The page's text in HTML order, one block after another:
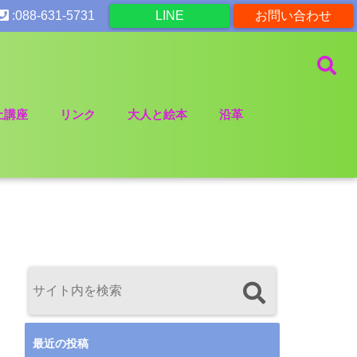
お問い合わせ
LINE
:088-631-5731
講座 リンク 大人と絵本 沿革
最近の投稿